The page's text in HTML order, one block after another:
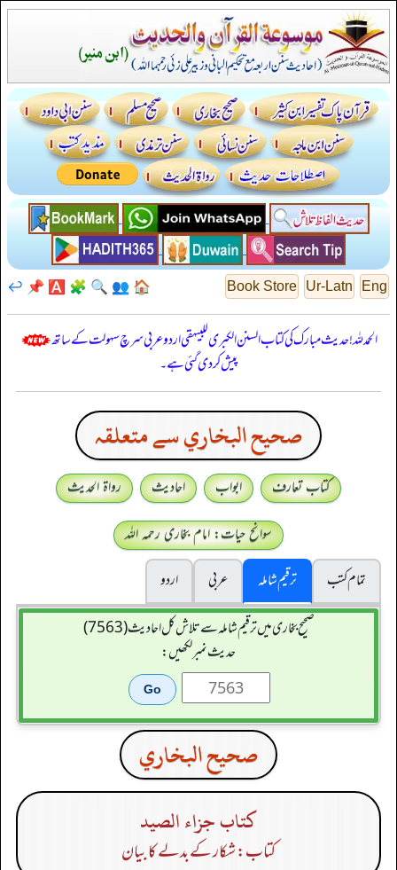
Eng
Ur-Latn
Book Store
🏠
👥
🔍
🧩
🅰️
📌
↩️
الحمدللہ! حدیث مبارک کی کتاب السنن الكبرى للبيهقي اردو عربی سرچ سہولت کے ساتھ
پیش کر دی گئی ہے۔
صحيح البخاري سے متعلقہ
کتاب تعارف ابواب احادیث
رواۃ الحدیث
سوانح حیات: امام بخاری رحمہ اللہ
تمام کتب
ترقیم شاملہ عربی
اردو
صحیح بخاری میں ترقیم شاملہ سے تلاش کل احادیث (7563)
حدیث نمبر لکھیں:
صحيح البخاري
كتاب جزاء الصيد
کتاب: شکار کے بدلے کا بیان